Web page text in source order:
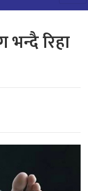
भन्दै रिहा